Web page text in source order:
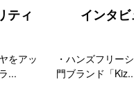
ティ
をアッ
...
インタ
・ ハンズフリー
門ブランド「